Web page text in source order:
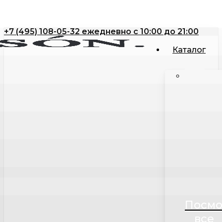
main
content
+7 (495) 108-05-32 ежедневно с 10:00 до 21:00
Каталог
все